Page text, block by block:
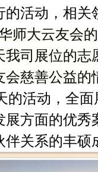
的活动，相
师大云友会
我司展位的
会慈善公益的
的活动，全
展方面的优秀
关系的丰硕